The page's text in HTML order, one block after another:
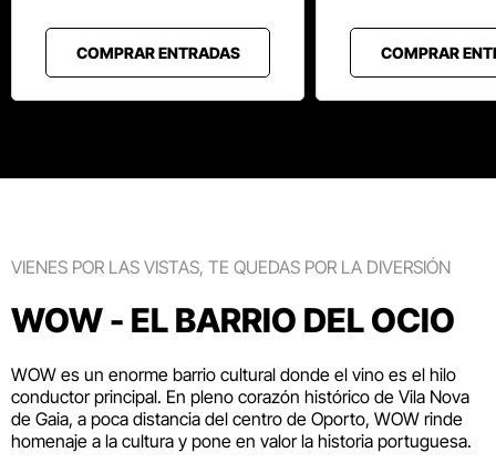
COMPRAR ENTRADAS COMPRAR
VIENES POR LAS VISTAS, TE QUEDAS POR LA DIVERSIÓN
WOW - EL BARRIO DEL OCIO
WOW es un enorme barrio cultural donde el vino es el hilo
conductor principal. En pleno corazón histórico de Vila Nova
de Gaia, a poca distancia del centro de Oporto, WOW rinde
homenaje a la cultura y pone en valor la historia portuguesa.